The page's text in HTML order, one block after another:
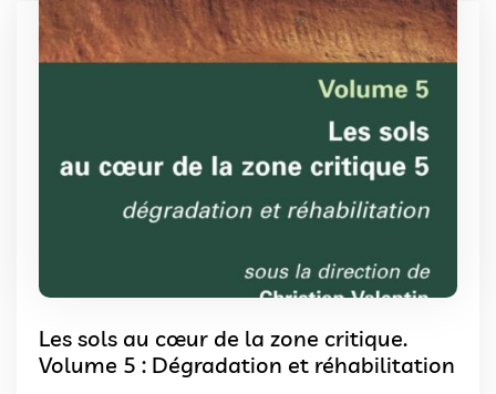
Les sols au cœur de la zone critique.
Volume 5 : Dégradation et réhabilitation